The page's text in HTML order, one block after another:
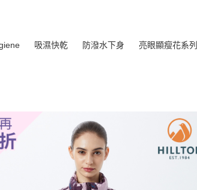
吸濕快乾 防潑水下身 亮眼顯瘦花系列